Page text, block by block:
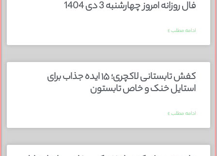
فال روزانه امروز چهارشنبه 3 دی 1404
ادامه مطلب »
کفش تابستانی لاکچری؛ ۱۵ ایده‌ جذاب برای
استایل خنک و خاص تابستون
ادامه مطلب »